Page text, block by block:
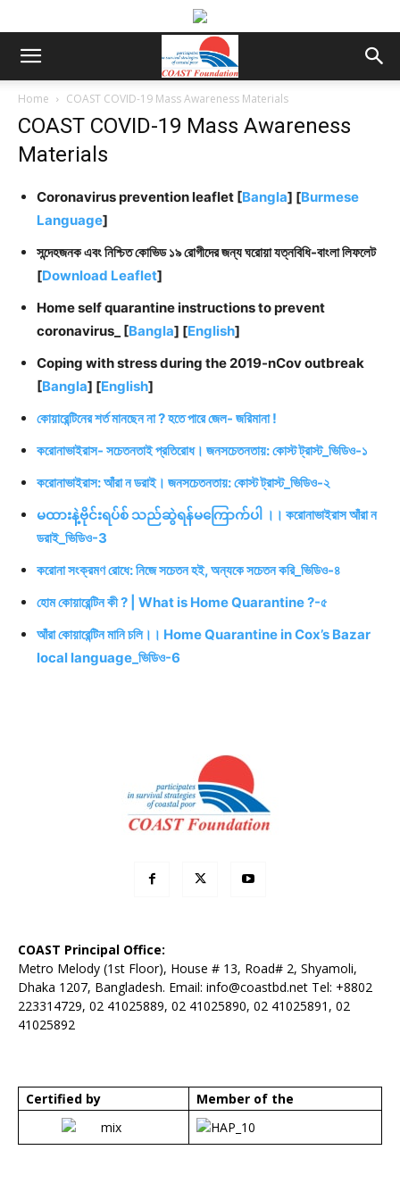
Home COAST COVID-19 Mass Awareness Materials
COAST COVID-19 Mass Awareness
Materials
Coronavirus prevention leaflet [Bangla] [Burmese
Language]
সন্দেহজনক এবং নিশ্চিত কোভিড ১৯ রোগীদের জন্য ঘরোয়া যত্নবিধি-বাংলা লিফলেট
[Download Leaflet]
Home self quarantine instructions to prevent
coronavirus_ [Bangla] [English]
Coping with stress during the 2019-nCov outbreak
[Bangla] [English]
কোয়ারেন্টিনের শর্ত মানছেন না ? হতে পারে জেল- জরিমানা !
করোনাভাইরাস- সচেতনতাই প্রতিরোধ। জনসচেতনতায়: কোস্ট ট্রাস্ট_ভিডিও-১
করোনাভাইরাস: আঁরা ন ডরাই। জনসচেতনতায়: কোস্ট ট্রাস্ট_ভিডিও-২
မထားနဲ့ဗိုင်းရပ်စ် သည်ဆွဲရန်မကြောက်ပါ ।। করোনাভাইরাস আঁরা ন
ডরাই_ভিডিও-3
করোনা সংক্রমণ রোধে: নিজে সচেতন হই, অন্যকে সচেতন করি_ভিডিও-৪
হোম কোয়ারেন্টিন কী ? | What is Home Quarantine ?-৫
আঁরা কোয়ারেন্টিন মানি চলি।। Home Quarantine in Cox’s Bazar
local language_ভিডিও-6
COAST Principal Office:
Metro Melody (1st Floor), House # 13, Road# 2, Shyamoli,
Dhaka 1207, Bangladesh. Email: info@coastbd.net Tel: +8802
223314729, 02 41025889, 02 41025890, 02 41025891, 02
41025892
Certified by Member of the